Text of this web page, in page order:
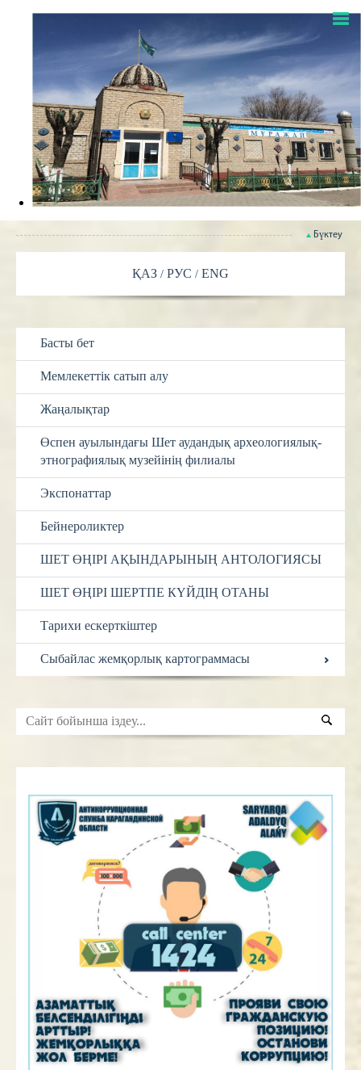
Бүктеу
ҚАЗ РУС ENG
Басты бет
Мемлекеттік сатып алу
Жаңалықтар
Өспен ауылындағы Шет аудандық археологиялық-
этнографиялық музейінің филиалы
Экспонаттар
Бейнероликтер
ШЕТ ӨҢІРІ АҚЫНДАРЫНЫҢ АНТОЛОГИЯСЫ
ШЕТ ӨҢІРІ ШЕРТПЕ КҮЙДІҢ ОТАНЫ
Тарихи ескерткіштер
Сыбайлас жемқорлық картограммасы